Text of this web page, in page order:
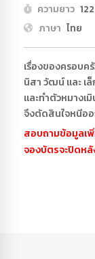
ความยาว
ภาษา ไทย
เรื่องของครอบ
นิสา วัฒน์ และ เ
และทำตัวหมาง
จึงตัดสินใจหนีออ
สอบถามข้อมูลเ
จองบัตรจะปิดห